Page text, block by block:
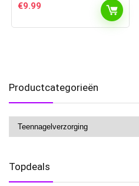
€9.99
Productcategorieën
Topdeals